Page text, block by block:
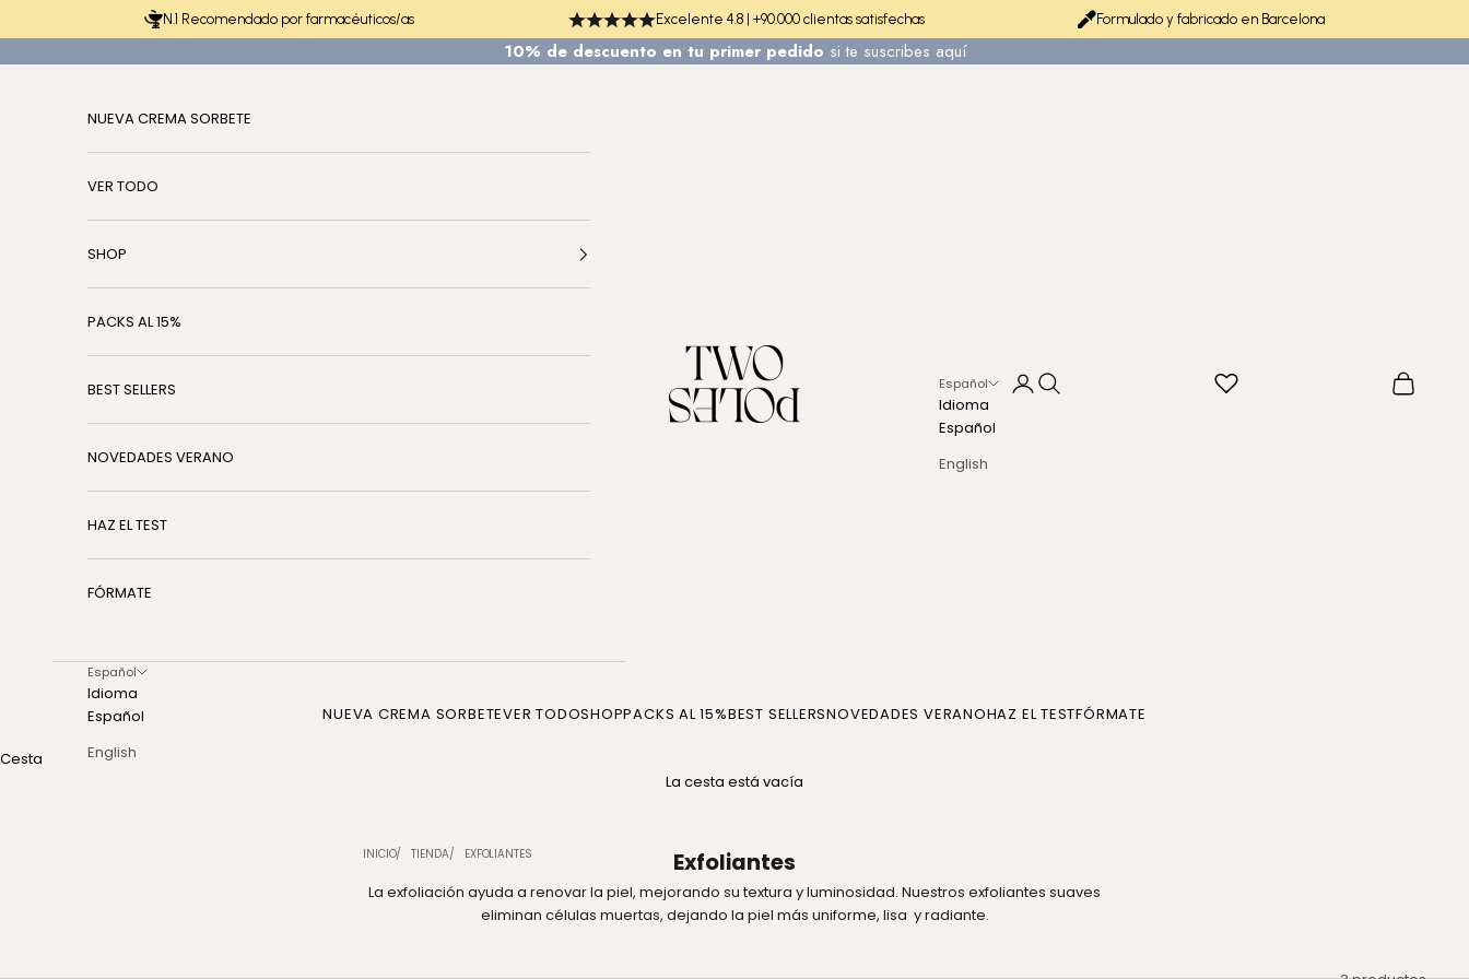
N.1 Recomendado por farmacéuticos/as Excelente 4.8 | +90.000 clientas satisfechas Formulado y fabricado en Barcelona
10% de descuento en tu primer pedido si te suscribes aquí
TWO POLES COSMETICS
NUEVA CREMA SORBETEVER TODOSHOPPACKS AL 15%BEST SELLERSNOVEDADES VERANOHAZ EL TESTFÓRMATE
Español
Idioma
Español
English
Iniciar sesión
Buscar Cesta
NUEVA CREMA SORBETE
VER TODO
SHOP
PACKS AL 15%
BEST SELLERS
NOVEDADES VERANO
HAZ EL TEST
FÓRMATE
Español
Idioma
Español
English
Cesta
La cesta está vacía
INICIO TIENDA EXFOLIANTES Exfoliantes
La exfoliación ayuda a renovar la piel, mejorando su textura y luminosidad. Nuestros exfoliantes suaves
eliminan células muertas, dejando la piel más uniforme, lisa y radiante.